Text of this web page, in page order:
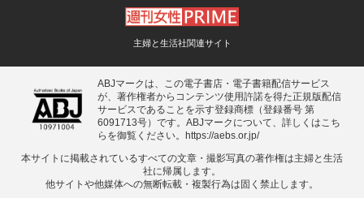
主婦と生活社関連サイト
ABJマークは、この電子書店・電子書籍配信サービス
が、著作権者からコンテンツ使用許諾を得た正規版配信
サービスであることを示す登録商標（登録番号 第
6091713号）です。ABJマークについて、詳しくはこち
らを御覧ください。 https://aebs.or.jp/
本サイトに掲載されているすべての⽂章・撮影写真の著作権は主婦と⽣活
社に帰属します。
他サイトや他媒体への無断転載・複製⾏為は固く禁⽌します。